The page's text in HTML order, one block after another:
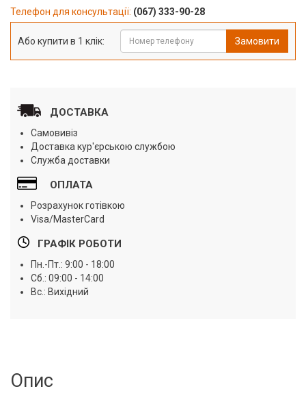
Телефон для консультації: (067) 333-90-28
Або купити в 1 клік: Замовити
ДОСТАВКА
Самовивіз
Доставка кур'єрською службою
Служба доставки
ОПЛАТА
Розрахунок готівкою
Visa/MasterCard
ГРАФІК РОБОТИ
Пн.-Пт.: 9:00 - 18:00
Сб.: 09:00 - 14:00
Вс.: Вихідний
Опис